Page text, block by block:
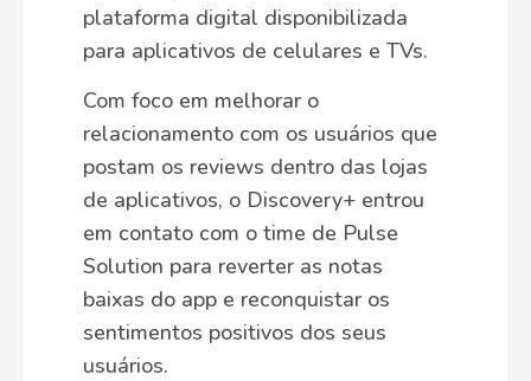
plataforma digital disponibilizada
para aplicativos de celulares e TVs.
Com foco em melhorar o
relacionamento com os usuários que
postam os reviews dentro das lojas
de aplicativos, o Discovery+ entrou
em contato com o time de Pulse
Solution para reverter as notas
baixas do app e reconquistar os
sentimentos positivos dos seus
usuários.